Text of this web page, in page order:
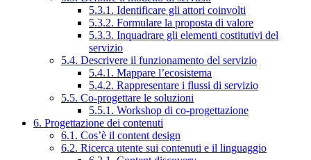
5.3.1. Identificare gli attori coinvolti
5.3.2. Formulare la proposta di valore
5.3.3. Inquadrare gli elementi costitutivi del
servizio
5.4. Descrivere il funzionamento del servizio
5.4.1. Mappare l’ecosistema
5.4.2. Rappresentare i flussi di servizio
5.5. Co-progettare le soluzioni
5.5.1. Workshop di co-progettazione
6. Progettazione dei contenuti
6.1. Cos’è il content design
6.2. Ricerca utente sui contenuti e il linguaggio